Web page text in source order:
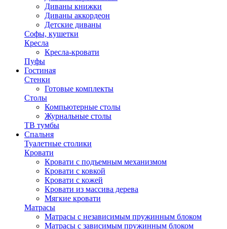
Диваны книжки
Диваны аккордеон
Детские диваны
Софы, кушетки
Кресла
Кресла-кровати
Пуфы
Гостиная
Стенки
Готовые комплекты
Столы
Компьютерные столы
Журнальные столы
ТВ тумбы
Спальня
Туалетные столики
Кровати
Кровати с подъемным механизмом
Кровати с ковкой
Кровати с кожей
Кровати из массива дерева
Мягкие кровати
Матрасы
Матрасы с независимым пружинным блоком
Матрасы с зависимым пружинным блоком